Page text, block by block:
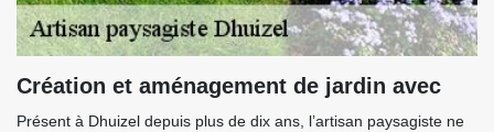
Création et aménagement de jardin avec
Présent à Dhuizel depuis plus de dix ans, l’artisan paysagiste ne